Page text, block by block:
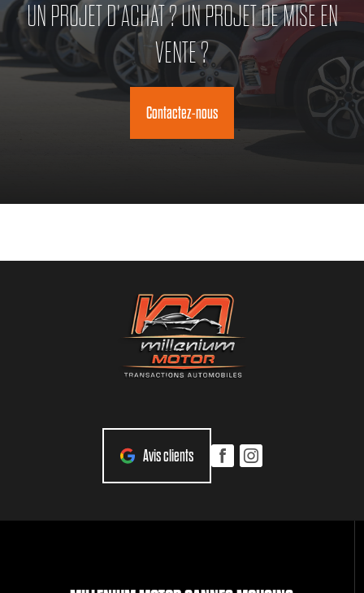
UN PROJET D'ACHAT ? UN PROJET DE MISE EN
VENTE ?
Contactez-nous
Avis clients